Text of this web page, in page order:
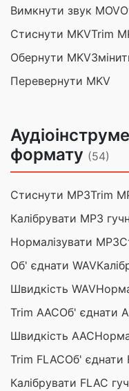
Вимкнути звук MOV
Стиснути MKVTrim
Обернути MKV
Перевернути MKV
формату (54)
Стиснути MP3Trim
Калібрувати MP3
Нормалізувати MP3
Об' єднати WAV
Швидкість WAV
Trim AACОб' єднати
Швидкість AAC
Trim FLACОб' єднати
Калібрувати FLAC